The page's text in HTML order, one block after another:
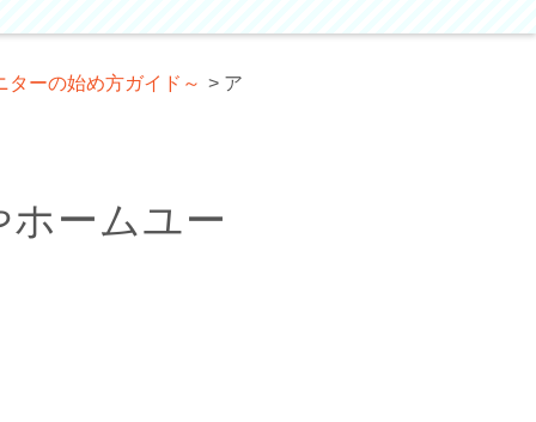
ーの始め方ガイド～ > ア
ームユー